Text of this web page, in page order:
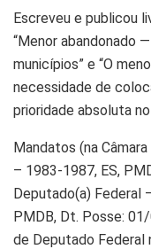
​Escreveu e publicou
“Menor abandonado
municípios” e “O
necessidade de
prioridade absoluta
Mandatos (na
– 1983-1987, ES,
Deputado(a) Federal
PMDB, Dt. Posse:
de Deputado Federal